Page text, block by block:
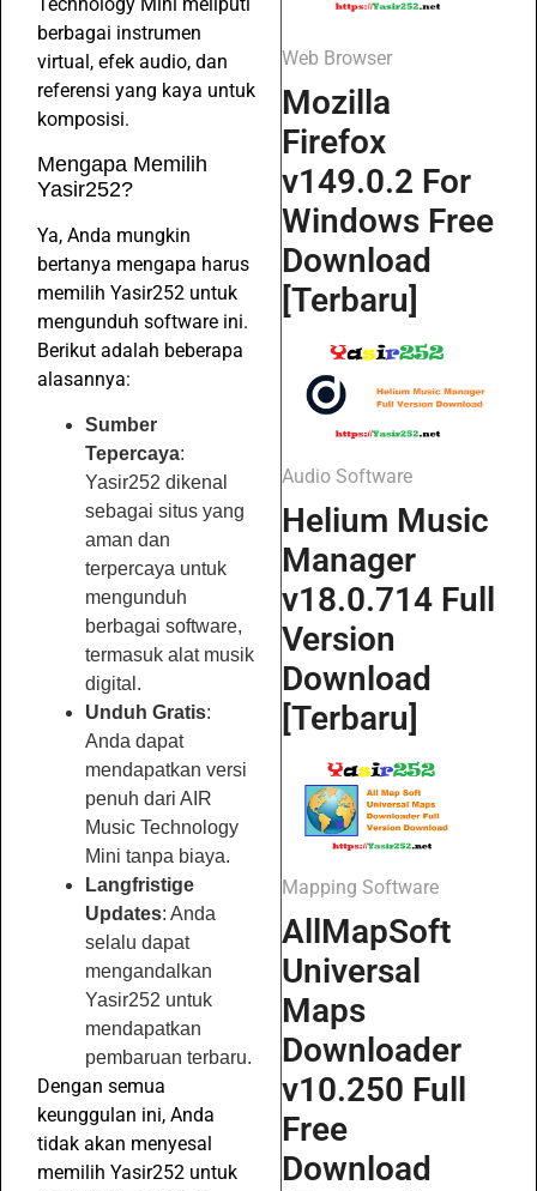
Technology Mini meliputi
berbagai instrumen
virtual, efek audio, dan
referensi yang kaya untuk
komposisi.
Mengapa Memilih
Yasir252?
Ya, Anda mungkin
bertanya mengapa harus
memilih Yasir252 untuk
mengunduh software ini.
Berikut adalah beberapa
alasannya:
Sumber
Tepercaya:
Yasir252 dikenal
sebagai situs yang
aman dan
terpercaya untuk
mengunduh
berbagai software,
termasuk alat musik
digital.
Unduh Gratis:
Anda dapat
mendapatkan versi
penuh dari AIR
Music Technology
Mini tanpa biaya.
Langfristige
Updates: Anda
selalu dapat
mengandalkan
Yasir252 untuk
mendapatkan
pembaruan terbaru.
Dengan semua
keunggulan ini, Anda
tidak akan menyesal
memilih Yasir252 untuk
Web Browser
Mozilla
Firefox
v149.0.2 For
Windows Free
Download
[Terbaru]
Audio Software
Helium Music
Manager
v18.0.714 Full
Version
Download
[Terbaru]
Mapping Software
AllMapSoft
Universal
Maps
Downloader
v10.250 Full
Free
Download